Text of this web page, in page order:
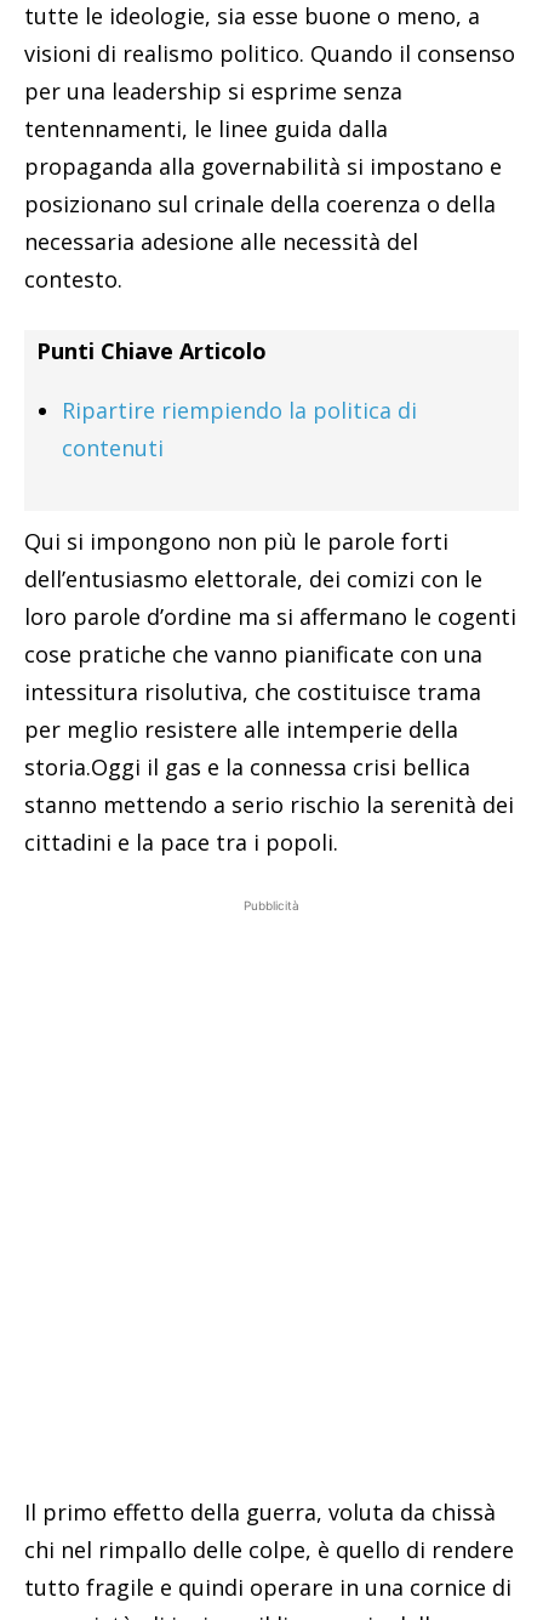
tutte le ideologie, sia esse buone o meno, a
visioni di realismo politico. Quando il consenso
per una leadership si esprime senza
tentennamenti, le linee guida dalla
propaganda alla governabilità si impostano e
posizionano sul crinale della coerenza o della
necessaria adesione alle necessità del
contesto.
Punti Chiave Articolo
Ripartire riempiendo la politica di
contenuti
Qui si impongono non più le parole forti
dell’entusiasmo elettorale, dei comizi con le
loro parole d’ordine ma si affermano le cogenti
cose pratiche che vanno pianificate con una
intessitura risolutiva, che costituisce trama
per meglio resistere alle intemperie della
storia.Oggi il gas e la connessa crisi bellica
stanno mettendo a serio rischio la serenità dei
cittadini e la pace tra i popoli.
Pubblicità
Il primo effetto della guerra, voluta da chissà
chi nel rimpallo delle colpe, è quello di rendere
tutto fragile e quindi operare in una cornice di